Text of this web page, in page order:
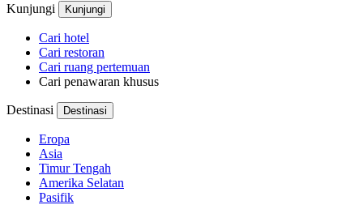
Kunjungi Kunjungi
Cari hotel
Cari restoran
Cari ruang pertemuan
Cari penawaran khusus
Destinasi Destinasi
Eropa
Asia
Timur Tengah
Amerika Selatan
Pasifik